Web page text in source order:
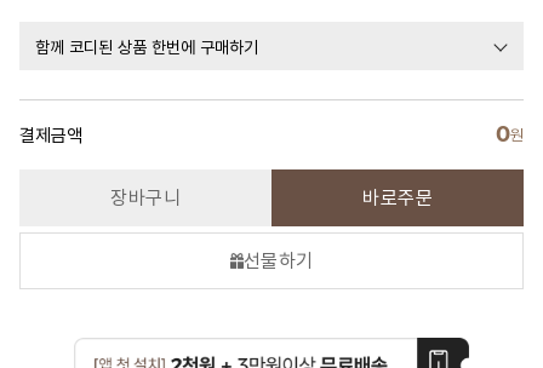
함께 코디된 상품 한번에 구매하기
결제금액 0원
장바구니 바로주문
선물하기